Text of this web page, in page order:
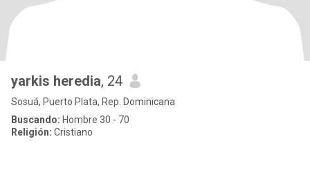
yarkis heredia, 24
Sosuá, Puerto Plata, Rep. Dominicana
Buscando: Hombre 30 - 70
Religión: Cristiano